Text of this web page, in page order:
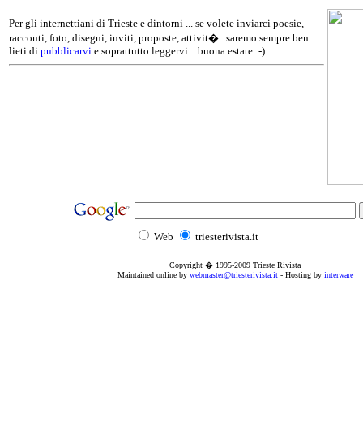
Per gli internettiani di Trieste e dintorni ... se volete inviarci poesie,
racconti, foto, disegni, inviti, proposte, attivit�.. saremo sempre ben
lieti di pubblicarvi e soprattutto leggervi... buona estate :-)
Web triesterivista.it
Copyright � 1995-2009 Trieste Rivista
Maintained online by webmaster@triesterivista.it- Hosting by interware